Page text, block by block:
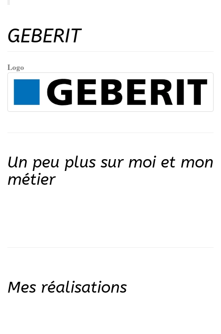
GEBERIT
Logo
Un peu plus sur moi et mon
métier
Mes réalisations